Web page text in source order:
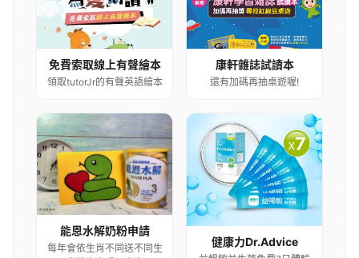
免費索取線上有聲繪本
領取tutorJr的有聲英語繪本
康軒雜誌試讀本
還有加碼再抽桌遊喔!
能恩水解奶粉申請
每年會依生肖不同送不同生
健康力Dr.Advice